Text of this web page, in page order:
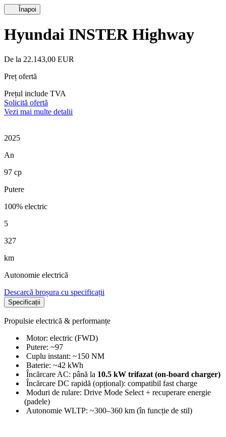
Înapoi
Hyundai INSTER Highway
De la 22.143,00 EUR
Preț ofertă
Prețul include TVA
Solicită ofertă
Vezi mai multe detalii
2025
An
97 cp
Putere
100% electric
5
327
km
Autonomie electrică
Descarcă broșura cu specificații
Specificații
Propulsie electrică & performanțe
Motor: electric (FWD)
Putere: ~97
Cuplu instant: ~150 NM
Baterie: ~42 kWh
Încărcare AC: până la 10.5 kW trifazat (on-board charger)
Încărcare DC rapidă (opțional): compatibil fast charge
Moduri de rulare: Drive Mode Select + recuperare energie
(padele)
Autonomie WLTP: ~300–360 km (în funcție de stil)